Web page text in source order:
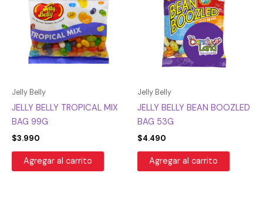
Jelly Belly
JELLY BELLY TROPICAL MIX
BAG 99G
$3.990
Agregar al carrito
Jelly Belly
JELLY BELLY BEAN BOOZLED
BAG 53G
$4.490
Agregar al carrito